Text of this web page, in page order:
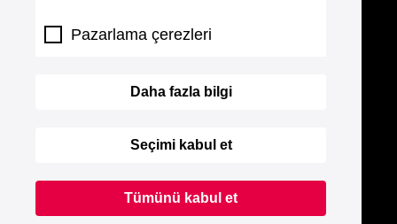
Pazarlama çerezleri
Daha fazla bilgi
Seçimi kabul et
Tümünü kabul et